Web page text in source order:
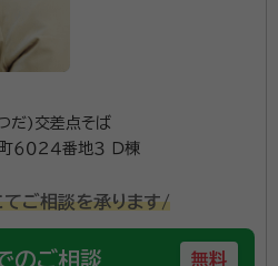
だ)交差点そば
宮崎県都城市安久町６０２４番地３ Ｄ棟
てご相談を承ります/
のご相談 無料